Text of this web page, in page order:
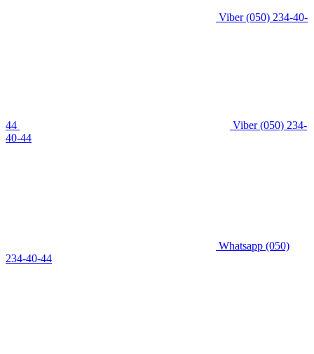
Viber(050) 234-40-
44 Viber(050) 234-
40-44
Whatsapp (050)
234-40-44